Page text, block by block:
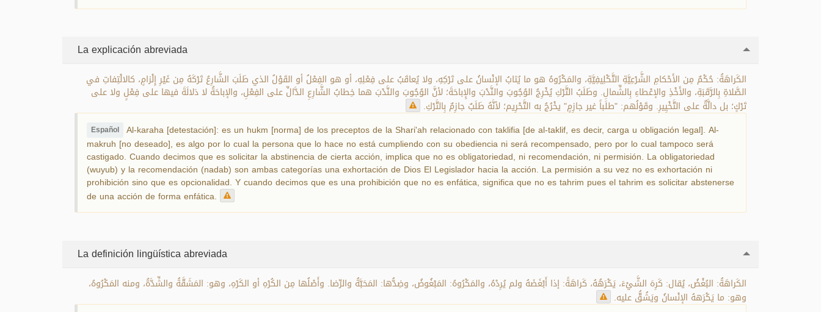
La explicación abreviada
الكَراهَةُ: حُكْمٌ مِن الأَحْكامِ الشَّرْعِيَّةِ التَّكْلِيفِيَّةِ، والمَكْرُوهُ هو ما يُثابُ الإنْسانُ على تَرْكِهِ، ولا يُعاقَبُ على فِعْلِهِ، أو هو الفِعْلُ أو القَوْلُ الذي طَلَبَ الشَّارِعُ تَرْكَهُ مِن غَيْرِ إِلْزامٍ، كالالْتِفاتِ في
الصَّلاةِ بِالرَّقَبَةِ، والأَخْذِ والإعْطاءِ بِالشِّمالِ. وطَلَبُ التَّرْكِ يُخْرِجُ الوُجُوبَ والنَّدْبَ والإِباحَةَ؛ لأنَّ الوُجُوبَ والنَّدْبَ هما خِطابُ الشَّارِعِ الدَّالِّ على الفِعْلِ، والإباحَةُ لا دَلالَةَ فيها على فِعْلٍ ولا على
تَرْكٍ؛ بل دالَّةٌ على التَّخْيِيرِ. وقَوْلُهم: "طلَباً غير جازِمٍ" يخْرُجُ به التَّحْرِيم؛ لأنَّهُ طَلَبٌ جازِمٌ بِالتَّرْكِ.
Español Al-karaha [detestación]: es un hukm [norma] de los preceptos de la Shari'ah relacionado con taklifia [de al-taklif, es decir, carga u obligación legal]. Al-
makruh [no deseado], es algo por lo cual la persona que lo hace no está cumpliendo con su obediencia ni será recompensado, pero por lo cual tampoco será
castigado. Cuando decimos que es solicitar la abstinencia de cierta acción, implica que no es obligatoriedad, ni recomendación, ni permisión. La obligatoriedad
(wuyub) y la recomendación (nadab) son ambas categorías una exhortación de Dios El Legislador hacia la acción. La permisión a su vez no es exhortación ni
prohibición sino que es opcionalidad. Y cuando decimos que es una prohibición que no es enfática, significa que no es tahrim pues el tahrim es solicitar abstenerse
de una acción de forma enfática.
La definición lingüística abreviada
الكَراهَةُ: البُغْضُ، يُقال: كَرِهَ الشَّيْءَ، يَكْرَهُهُ، كَراهَةً: إذا أَبْغَضَهُ ولم يُرِدْهُ، والمَكْرُوهُ: المَبْغُوضُ، وضِدُّها: المَحَبَّةُ والرِّضا. وأَصْلُها مِن الكُرْهِ أو الكَرْهِ، وهو: المَشَقَّةُ والشِّدَّةُ، ومنه المَكْرُوهُ،
وهو: ما يَكْرَههُ الإنْسانُ ويَشُقُّ عليه.